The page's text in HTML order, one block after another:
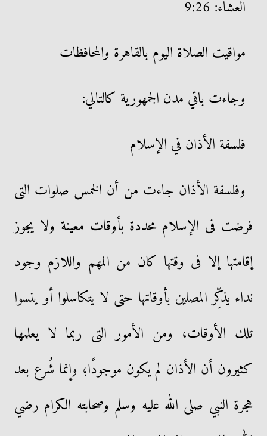
العشاء: 9:26
مواقيت الصلاة اليوم بالقاهرة والمحافظات
وجاءت باقي مدن الجمهورية كالتالي:
فلسفة الأذان في الإسلام
وفلسفة الأذان جاءت من أن الخمس صلوات التى
فرضت فى الإسلام محددة بأوقات معينة ولا يجوز
إقامتها إلا فى وقتها كان من المهم واللازم وجود
نداء يذكِّر المصلين بأوقاتها حتى لا يتكاسلوا أو ينسوا
تلك الأوقات، ومن الأمور التى ربما لا يعلمها
كثيرون أن الأذان لم يكون موجودًا؛ وإنما شُرع بعد
هجرة النبي صلى الله عليه وسلم وصحابته الكرام رضي